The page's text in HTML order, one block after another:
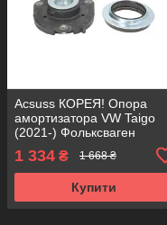
Acsuss КОРЕЯ! Опора
амортизатора VW Taigo
(2021-) Фольксваген
Тайго. Передня. 803024 ,
KB657.27 , VKDA35167
1 334 ₴ 1 668 ₴
Купити